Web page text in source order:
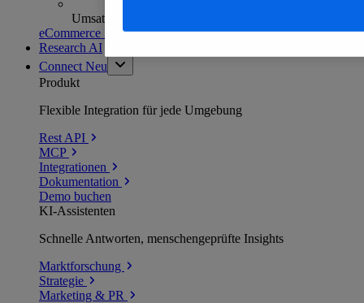
Umsatzanalysen und -prognosen
eCommerce Insights entdecken
Research AI
Connect Neu
Produkt
Flexible Integration für jede Umgebung
Rest API
MCP
Integrationen
Dokumentation
Demo buchen
KI-Assistenten
Schnelle Antworten, menschengeprüfte Insights
Marktforschung
Strategie
Marketing & PR